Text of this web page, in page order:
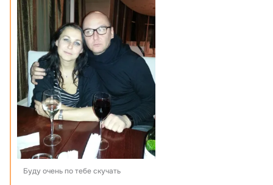
Буду очень по тебе скучать